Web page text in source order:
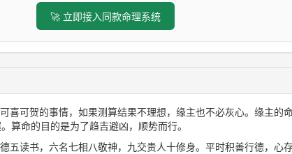
🚀 立即接入同款命理系统
喜可贺的事情，如果测算结果不理想，缘主也不必灰心。缘主的
算命的目的是为了趋吉避凶，顺势而行。
五读书，六名七相八敬神，九交贵人十修身。平时积善行德，心